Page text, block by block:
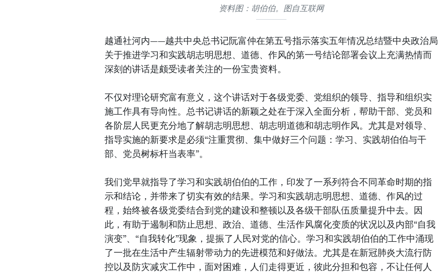
资料图：胡伯伯。图自互联网
越通社河内——越共中央总书记阮富仲在第五号指示落实五年情况总结暨中央政治局
关于推进学习和实践胡志明思想、道德、作风的第一号结论部署会议上充满热情而
深刻的讲话是颇受读者关注的一份宝贵资料。
不仅对理论研究富有意义，这个讲话对于各级党委、党组织的领导、指导和组织实
施工作具有导向性。总书记讲话的新颖之处在于深入全面分析，帮助干部、党员和
各阶层人民更充分地了解胡志明思想、胡志明道德和胡志明作风。尤其是对领导、
指导实施的新要求是必须“注重贯彻、集中做好三个问题：学习、实践胡伯伯与干
部、党员树标杆当表率”。
我们党早就指导了学习和实践胡伯伯的工作，印发了一系列符合不同革命时期的指
示和结论，并带来了切实有效的结果。学习和实践胡志明思想、道德、作风的过
程，始终被各级党委结合到党的建设和整顿以及各级干部队伍质量提升中去。因
此，有助于遏制和防止思想、政治、道德、生活作风腐化变质的状况以及内部“自我
演变”、“自我转化”现象，提振了人民对党的信心。学习和实践胡伯伯的工作中涌现
了一批在生活中产生辐射带动力的先进模范和好做法。尤其是在新冠肺炎大流行防
控以及防灾减灾工作中，面对困难，人们走得更近，彼此分担和包容，不让任何人